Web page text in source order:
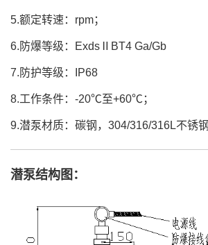
5.额定转速：rpm；
6.防爆等级：ExdsⅡBT4 Ga/Gb
7.防护等级：IP68
8.工作条件：-20℃至+60℃；
9.潜泵材质：碳钢，304/316/316L不锈钢
潜泵结构图：